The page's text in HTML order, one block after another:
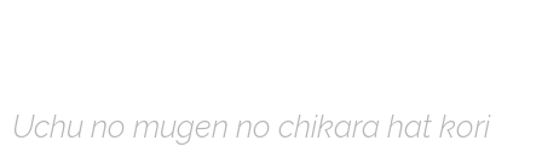
Uchu no mugen no chikara hat kori